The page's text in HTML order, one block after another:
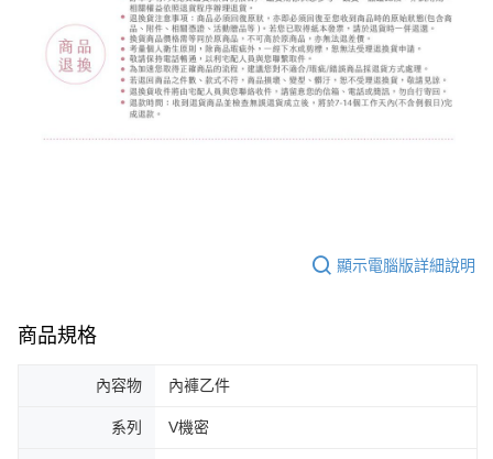
顯示電腦版詳細說明
商品規格
內容物 內褲乙件
系列 V機密